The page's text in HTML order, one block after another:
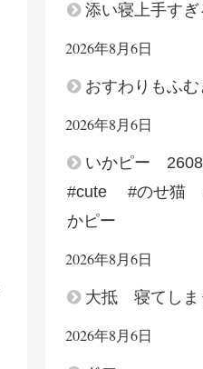
添い寝上手す
2026年8月6日
おすわりもふ
2026年8月6日
いかピー
#cute #のせ
かピー
2026年8月6日
大抵 寝てしま
2026年8月6日